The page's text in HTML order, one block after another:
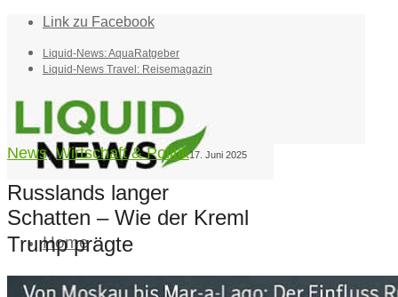
Link zu Facebook
Liquid-News: AquaRatgeber
Liquid-News Travel: Reisemagazin
Home
News,Wirtschaft & Politik17. Juni 2025
Russlands langer
Schatten – Wie der Kreml
Trump prägte